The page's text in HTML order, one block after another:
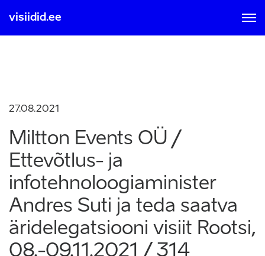
visiidid.ee
tingimustega, mis on loetavad
27.08.2021
Miltton Events OÜ /
Ettevõtlus- ja
infotehnoloogiaminister
Andres Suti ja teda saatva
äridelegatsiooni visiit Rootsi,
08.-09.11.2021 / 314